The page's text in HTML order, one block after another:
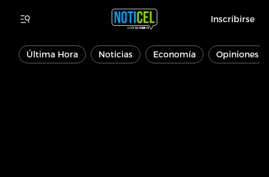
Inscribirse
Última Hora Noticias Economía Opiniones